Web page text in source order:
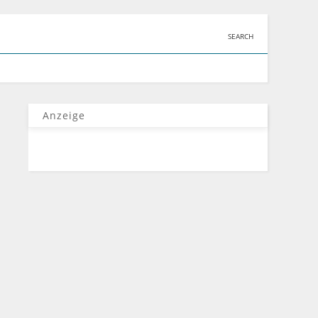
SEARCH
Anzeige